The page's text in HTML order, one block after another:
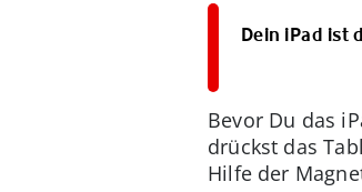
Dein iPad ist
Bevor Du das
drückst das
Hilfe der